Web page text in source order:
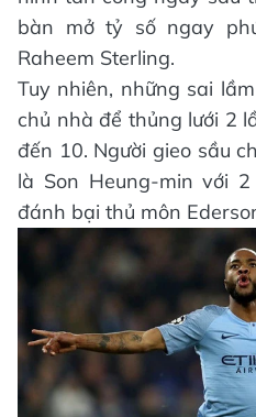
bàn mở tỷ số ngay
Raheem Sterling.
Tuy nhiên, những sai
chủ nhà để thủng lưới 2
đến 10. Người gieo sầu
là Son Heung-min với
đánh bại thủ môn